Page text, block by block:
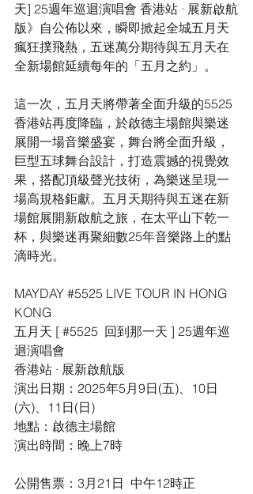
天] 25週年巡迴演唱會 香港站 · 展新啟航
版》自公佈以來，瞬即掀起全城五月天
瘋狂撲飛熱，五迷萬分期待與五月天在
全新場館延續每年的「五月之約」。
這一次，五月天將帶著全面升級的5525
香港站再度降臨，於啟德主場館與樂迷
展開一場音樂盛宴，舞台將全面升級，
巨型五球舞台設計，打造震撼的視覺效
果，搭配頂級聲光技術，為樂迷呈現一
場高規格鉅獻。五月天期待與五迷在新
場館展開新啟航之旅，在太平山下乾一
杯，與樂迷再聚細數25年音樂路上的點
滴時光。
MAYDAY #5525 LIVE TOUR IN HONG
KONG
五月天 [ #5525 回到那一天 ] 25週年巡
迴演唱會
香港站 · 展新啟航版
演出日期：2025年5月9日(五)、10日
(六)、11日(日)
地點：啟德主場館
演出時間：晚上7時
公開售票：3月21日  中午12時正